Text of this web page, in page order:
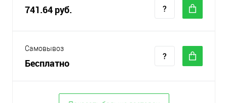
741.64 руб.
Самовывоз
Бесплатно